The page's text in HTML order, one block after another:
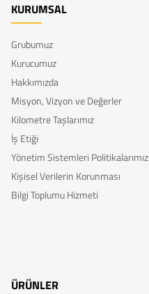
KURUMSAL
Grubumuz
Kurucumuz
Hakkımızda
Misyon, Vizyon ve Değerler
Kilometre Taşlarımız
İş Etiği
Yönetim Sistemleri Politikalarımız
Kişisel Verilerin Korunması
Bilgi Toplumu Hizmeti
ÜRÜNLER